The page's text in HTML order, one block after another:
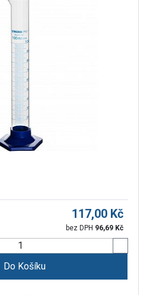
117,00 Kč
bez DPH 96,69 Kč
Do Košíku